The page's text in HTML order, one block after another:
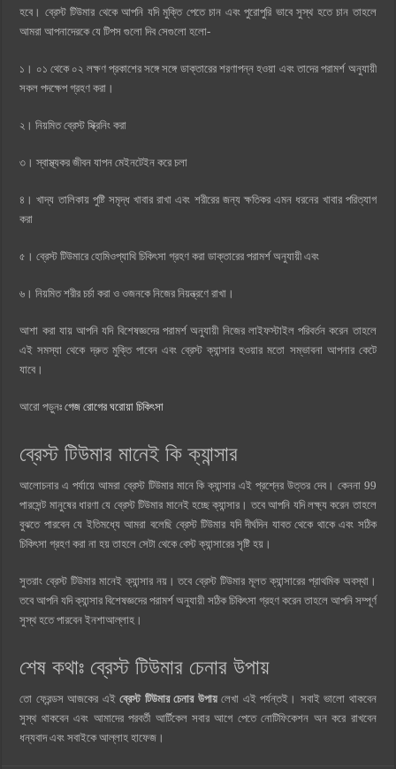
হবে। ব্রেস্ট টিউমার থেকে আপনি যদি মুক্তি পেতে চান এবং পুরোপুরি ভাবে সুস্থ হতে চান তাহলে
আমরা আপনাদেরকে যে টিপস গুলো দিব সেগুলো হলো-
১। ০১ থেকে ০২ লক্ষণ প্রকাশের সঙ্গে সঙ্গে ডাক্তারের শরণাপন্ন হওয়া এবং তাদের পরামর্শ অনুযায়ী
সকল পদক্ষেপ গ্রহণ করা।
২। নিয়মিত ব্রেস্ট স্ক্রিনিং করা
৩। স্বাস্থ্যকর জীবন যাপন মেইনটেইন করে চলা
৪। খাদ্য তালিকায় পুষ্টি সমৃদ্ধ খাবার রাখা এবং শরীরের জন্য ক্ষতিকর এমন ধরনের খাবার পরিত্যাগ
করা
৫। ব্রেস্ট টিউমারে হোমিওপ্যাথি চিকিৎসা গ্রহণ করা ডাক্তারের পরামর্শ অনুযায়ী এবং
৬। নিয়মিত শরীর চর্চা করা ও ওজনকে নিজের নিয়ন্ত্রণে রাখা।
আশা করা যায় আপনি যদি বিশেষজ্ঞদের পরামর্শ অনুযায়ী নিজের লাইফস্টাইল পরিবর্তন করেন তাহলে
এই সমস্যা থেকে দ্রুত মুক্তি পাবেন এবং ব্রেস্ট ক্যান্সার হওয়ার মতো সম্ভাবনা আপনার কেটে
যাবে।
আরো পড়ুনঃগেজ রোগের ঘরোয়া চিকিৎসা
ব্রেস্ট টিউমার মানেই কি ক্যান্সার
আলোচনার এ পর্যায়ে আমরা ব্রেস্ট টিউমার মানে কি ক্যান্সার এই প্রশ্নের উত্তর দেব। কেননা 99
পারসেন্ট মানুষের ধারণা যে ব্রেস্ট টিউমার মানেই হচ্ছে ক্যান্সার। তবে আপনি যদি লক্ষ্য করেন তাহলে
বুঝতে পারবেন যে ইতিমধ্যে আমরা বলেছি ব্রেস্ট টিউমার যদি দীর্ঘদিন যাবত থেকে থাকে এবং সঠিক
চিকিৎসা গ্রহণ করা না হয় তাহলে সেটা থেকে বেস্ট ক্যান্সারের সৃষ্টি হয়।
সুতরাং ব্রেস্ট টিউমার মানেই ক্যান্সার নয়। তবে ব্রেস্ট টিউমার মূলত ক্যান্সারের প্রাথমিক অবস্থা।
তবে আপনি যদি ক্যান্সার বিশেষজ্ঞদের পরামর্শ অনুযায়ী সঠিক চিকিৎসা গ্রহণ করেন তাহলে আপনি সম্পূর্ণ
সুস্থ হতে পারবেন ইনশাআল্লাহ।
শেষ কথাঃ ব্রেস্ট টিউমার চেনার উপায়
তো ফ্রেন্ডস আজকের এইব্রেস্ট টিউমার চেনার উপায়লেখা এই পর্যন্তই। সবাই ভালো থাকবেন
সুস্থ থাকবেন এবং আমাদের পরবর্তী আর্টিকেল সবার আগে পেতে নোটিফিকেশন অন করে রাখবেন
ধন্যবাদ এবং সবাইকে আল্লাহ হাফেজ।